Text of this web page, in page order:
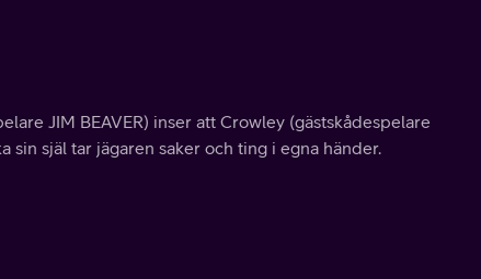
JIM BEAVER) inser att Crowley (gästskådespelare
sin själ tar jägaren saker och ting i egna händer.